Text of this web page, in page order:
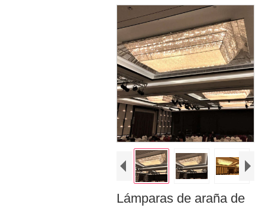
Lámparas de araña de